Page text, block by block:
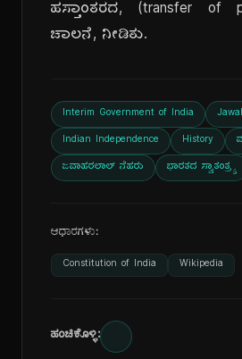
ಹಸ್ತಾಂತರದ, (transfer of
ಚಾಲನೆ, ನೀಡಿತು.
Interim Government of India
Indian Independence History
ಜವಾಹರಲಾಲ್ ನೆಹರು ಭಾರತದ ಸ್ವಾತಂತ್ರ್ಯ
ಆಧಾರಗಳು:
Constitution of India Wikipedia
ಹಂಚಿಕೊಳ್ಳಿ: